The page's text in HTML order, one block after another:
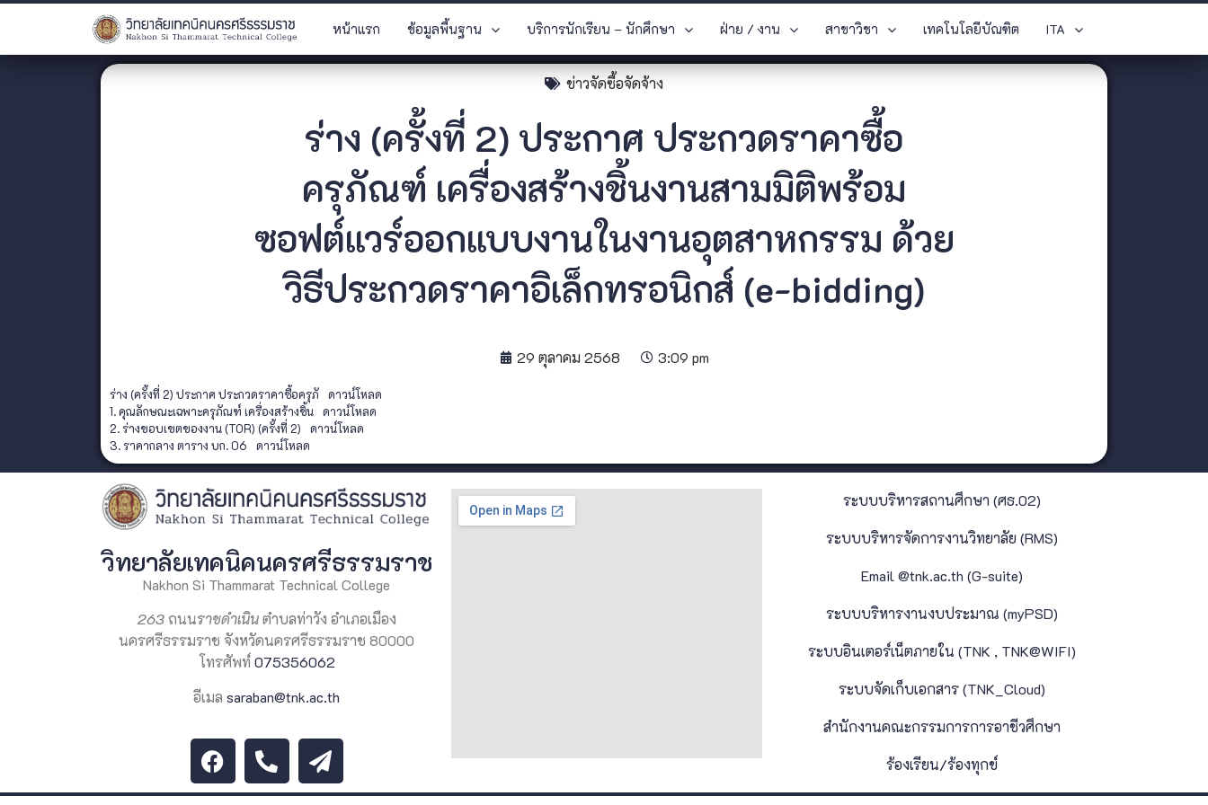
หน้าแรก ข้อมูลพื้นฐาน บริการนักเรียน – นักศึกษา ฝ่าย / งาน สาขาวิชา เทคโนโลยีบัณฑิต ITA
ข่าวจัดซื้อจัดจ้าง
ร่าง (ครั้งที่ 2) ประกาศ ประกวดราคาซื้อ
ครุภัณฑ์ เครื่องสร้างชิ้นงานสามมิติพร้อม
ซอฟต์แวร์ออกแบบงานในงานอุตสาหกรรม ด้วย
วิธีประกวดราคาอิเล็กทรอนิกส์ (e-bidding)
29 ตุลาคม 2568 3:09 pm
ร่าง (ครั้งที่ 2) ประกาศ ประกวดราคาซื้อครุภั
ดาวน์โหลด
1. คุณลักษณะเฉพาะครุภัณฑ์ เครื่องสร้างชิ้น
ดาวน์โหลด
2. ร่างขอบเขตของงาน (TOR) (ครั้งที่ 2)
ดาวน์โหลด
3. ราคากลาง ตาราง บก. 06
ดาวน์โหลด
วิทยาลัยเทคนิคนครศรีธรรมราช
Nakhon Si Thammarat Technical College
263ถนนราชดำเนินตำบลท่าวัง อำเภอเมือง
นครศรีธรรมราช จังหวัดนครศรีธรรมราช 80000
โทรศัพท์075356062
อีเมลsaraban@tnk.ac.th
ระบบบริหารสถานศึกษา (ศธ.02)
ระบบบริหารจัดการงานวิทยาลัย (RMS)
Email @tnk.ac.th (G-suite)
ระบบบริหารงานงบประมาณ (myPSD)
ระบบอินเตอร์เน็ตภายใน (TNK , TNK@WIFI)
ระบบจัดเก็บเอกสาร (TNK_Cloud)
สำนักงานคณะกรรมการการอาชีวศึกษา
ร้องเรียน/ร้องทุกข์